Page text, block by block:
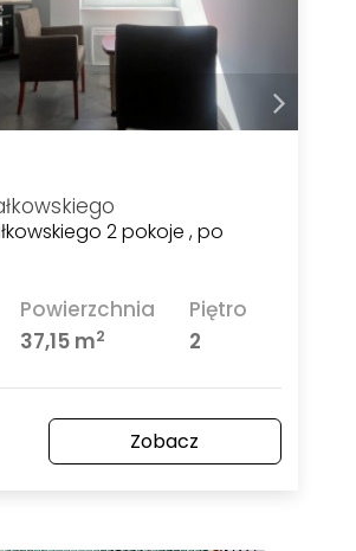
2 pokoje , po
Powierzchnia
37,15 m2
Piętro
2
Zobacz